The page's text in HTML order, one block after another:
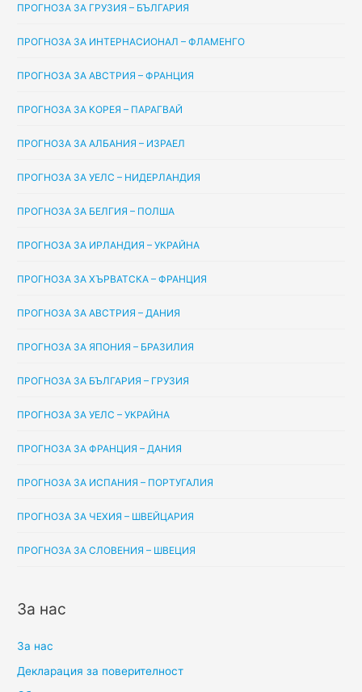
ПРОГНОЗА ЗА ГРУЗИЯ – БЪЛГАРИЯ
ПРОГНОЗА ЗА ИНТЕРНАСИОНАЛ – ФЛАМЕНГО
ПРОГНОЗА ЗА АВСТРИЯ – ФРАНЦИЯ
ПРОГНОЗА ЗА КОРЕЯ – ПАРАГВАЙ
ПРОГНОЗА ЗА АЛБАНИЯ – ИЗРАЕЛ
ПРОГНОЗА ЗА УЕЛС – НИДЕРЛАНДИЯ
ПРОГНОЗА ЗА БЕЛГИЯ – ПОЛША
ПРОГНОЗА ЗА ИРЛАНДИЯ – УКРАЙНА
ПРОГНОЗА ЗА ХЪРВАТСКА – ФРАНЦИЯ
ПРОГНОЗА ЗА АВСТРИЯ – ДАНИЯ
ПРОГНОЗА ЗА ЯПОНИЯ – БРАЗИЛИЯ
ПРОГНОЗА ЗА БЪЛГАРИЯ – ГРУЗИЯ
ПРОГНОЗА ЗА УЕЛС – УКРАЙНА
ПРОГНОЗА ЗА ФРАНЦИЯ – ДАНИЯ
ПРОГНОЗА ЗА ИСПАНИЯ – ПОРТУГАЛИЯ
ПРОГНОЗА ЗА ЧЕХИЯ – ШВЕЙЦАРИЯ
ПРОГНОЗА ЗА СЛОВЕНИЯ – ШВЕЦИЯ
За нас
За нас
Декларация за поверителност